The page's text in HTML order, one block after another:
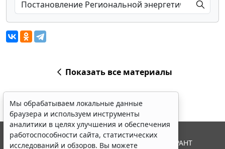
Показать все материалы
Мы обрабатываем локальные данные
браузера и используем инструменты
аналитики в целях улучшения и обеспечения
работоспособности сайта, статистических
исследований и обзоров. Вы можете
© ООО "НПП "ГАРАНТ-СЕРВИС", 2026. Система ГАРАНТ